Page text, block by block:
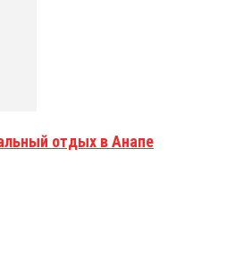
отдых в Анапе